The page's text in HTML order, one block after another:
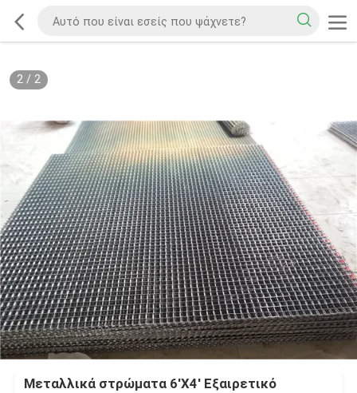
2/ 2
Μεταλλικά στρώματα 6'X4' Εξαιρετικό